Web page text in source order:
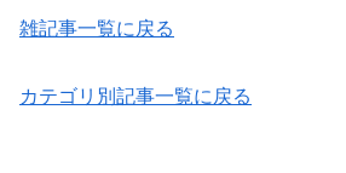
雑記事一覧に戻る
カテゴリ別記事一覧に戻る